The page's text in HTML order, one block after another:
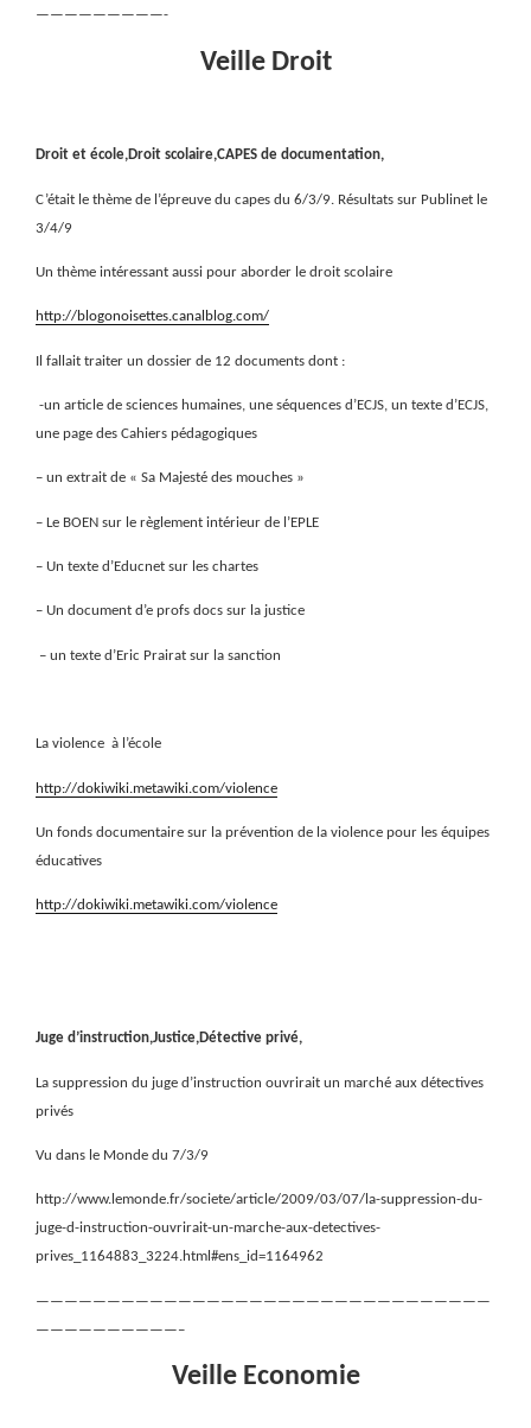
—————————-
Veille Droit
Droit et école,Droit scolaire,CAPES de documentation,
C’était le thème de l’épreuve du capes du 6/3/9. Résultats sur Publinet le
3/4/9
Un thème intéressant aussi pour aborder le droit scolaire
http://blogonoisettes.canalblog.com/
Il fallait traiter un dossier de 12 documents dont :
-un article de sciences humaines, une séquences d’ECJS, un texte d’ECJS,
une page des Cahiers pédagogiques
– un extrait de « Sa Majesté des mouches »
– Le BOEN sur le règlement intérieur de l’EPLE
– Un texte d’Educnet sur les chartes
– Un document d’e profs docs sur la justice
– un texte d’Eric Prairat sur la sanction
La violence à l’école
http://dokiwiki.metawiki.com/violence
Un fonds documentaire sur la prévention de la violence pour les équipes
éducatives
http://dokiwiki.metawiki.com/violence
Juge d’instruction,Justice,Détective privé,
La suppression du juge d’instruction ouvrirait un marché aux détectives
privés
Vu dans le Monde du 7/3/9
http://www.lemonde.fr/societe/article/2009/03/07/la-suppression-du-
juge-d-instruction-ouvrirait-un-marche-aux-detectives-
prives_1164883_3224.html#ens_id=1164962
————————————————————————————————
——————————–
Veille Economie